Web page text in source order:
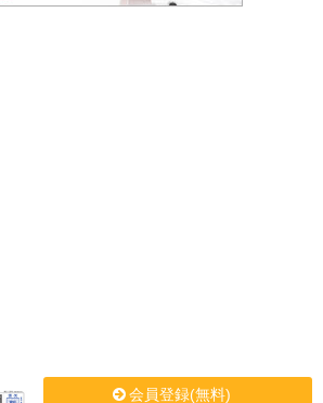
会員登録(無料)